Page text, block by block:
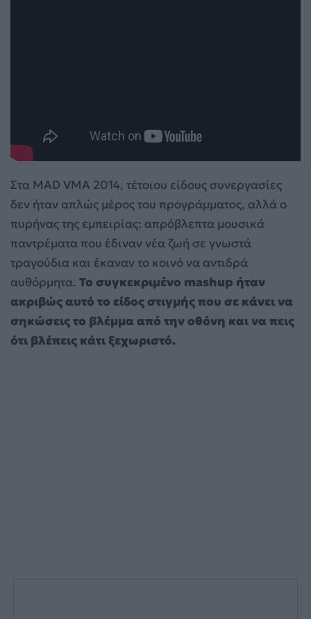
Στα MAD VMA 2014, τέτοιου είδους συνεργασίες
δεν ήταν απλώς μέρος του προγράμματος, αλλά ο
πυρήνας της εμπειρίας: απρόβλεπτα μουσικά
παντρέματα που έδιναν νέα ζωή σε γνωστά
τραγούδια και έκαναν το κοινό να αντιδρά
αυθόρμητα. Το συγκεκριμένο mashup ήταν
ακριβώς αυτό το είδος στιγμής που σε κάνει να
σηκώσεις το βλέμμα από την οθόνη και να πεις
ότι βλέπεις κάτι ξεχωριστό.